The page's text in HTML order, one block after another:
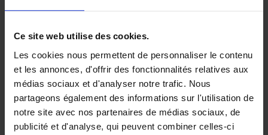
Ce site web utilise des cookies.
Les cookies nous permettent de personnaliser le contenu
et les annonces, d'offrir des fonctionnalités relatives aux
médias sociaux et d'analyser notre trafic. Nous
partageons également des informations sur l'utilisation de
notre site avec nos partenaires de médias sociaux, de
publicité et d'analyse, qui peuvent combiner celles-ci
Building Bonds = Building
Business
Jochen Roef Jozefien De Feyter
Carolien Boom
Couverture souple
2025 200
€29,99